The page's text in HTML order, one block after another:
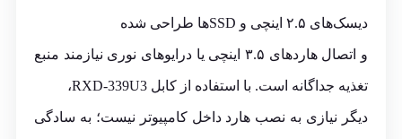
دیسک‌های ۲.۵ اینچی و SSDها طراحی شده
و اتصال هاردهای ۳.۵ اینچی یا درایوهای نوری نیازمند منبع
تغذیه جداگانه است. با استفاده از کابل RXD-339U3،
دیگر نیازی به نصب هارد داخل کامپیوتر نیست؛ به سادگی